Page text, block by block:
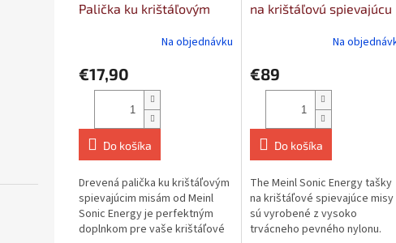
Palička ku krištáľovým
Na objednávku
€17,90
Do košíka
Drevená palička ku krištáľovým
spievajúcim misám od Meinl
Sonic Energy je perfektným
doplnkom pre vaše krištáľové
na krištáľovú spievajúcu
Na
€89
Do košíka
The Meinl Sonic Energy tašky
na krištáľové spievajúce misy
sú vyrobené z vysoko
trvácneho pevného nylonu.